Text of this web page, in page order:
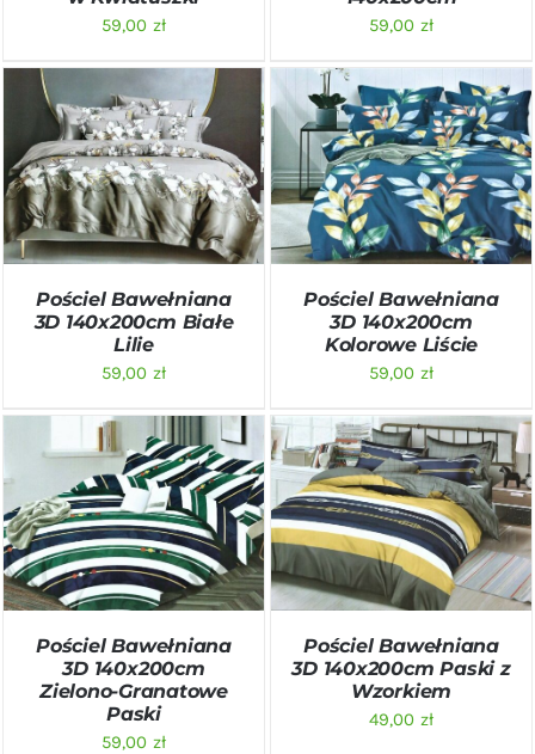
59,00 zł 59,00 zł
DODAJ DO KOSZYKA
/
SZCZEGÓŁY
Pościel Bawełniana
3D 140x200cm Białe
Lilie
59,00 zł
DODAJ DO KOSZYKA
/
SZCZEGÓŁY
Pościel Bawełniana
3D 140x200cm
Kolorowe Liście
59,00 zł
DODAJ DO KOSZYKA
/
SZCZEGÓŁY
Pościel Bawełniana
3D 140x200cm
Zielono-Granatowe
Paski
59,00 zł
DODAJ DO KOSZYKA
/
SZCZEGÓŁY
Pościel Bawełniana
3D 140x200cm Paski z
Wzorkiem
49,00 zł